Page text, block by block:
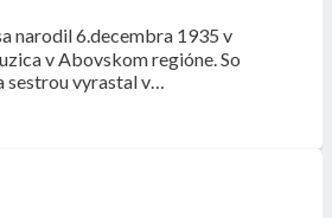
narodil 6.decembra 1935 v
v Abovskom regióne. So
vyrastal v…